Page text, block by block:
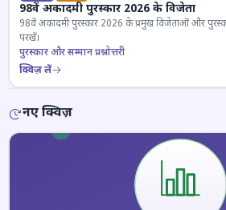
98वें अकादमी पुरस्कार 2026 के विजेता
98वें अकादमी पुरस्कार 2026 के प्रमुख विजेताओं और
परखें।
पुरस्कार और सम्मान प्रश्नोत्तरी
क्विज़ लें
नए क्विज़